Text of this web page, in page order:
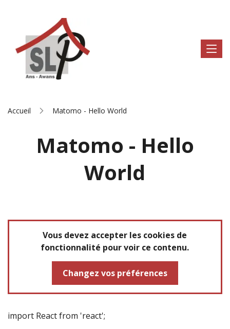
Accueil Matomo - Hello World
Matomo - Hello
World
Vous devez accepter les cookies de
fonctionnalité pour voir ce contenu.
Changez vos préférences
import React from 'react';